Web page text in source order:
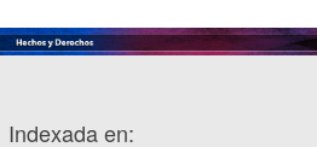
Indexada en: